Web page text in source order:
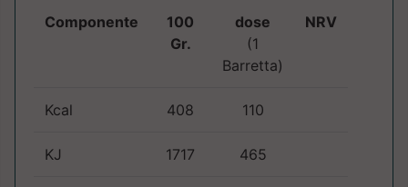
Componente
100
Gr.
dose
(1
Barretta)
NRV
Kcal 408 110
KJ 1717 465